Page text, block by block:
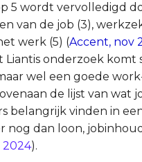
5 wordt vervolledigd
van de job (3),
werk (5) (Accent, nov
Liantis onderzoek komt
wel een goede
de lijst van wat
belangrijk vinden in
nog dan loon,
2024).